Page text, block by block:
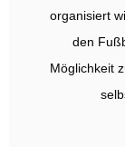
organisiert
den
Möglichkeit